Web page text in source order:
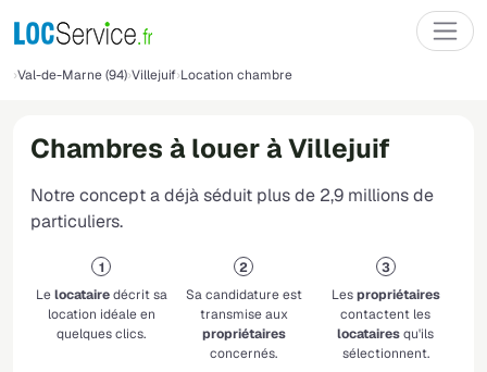
Val-de-Marne (94) Villejuif Location chambre
Chambres à louer à Villejuif
Notre concept a déjà séduit plus de 2,9 millions de
particuliers.
Lelocatairedécrit sa
location idéale en
quelques clics.
Sa candidature est
transmise aux
propriétaires
concernés.
Lespropriétaires
contactent les
locatairesqu'ils
sélectionnent.